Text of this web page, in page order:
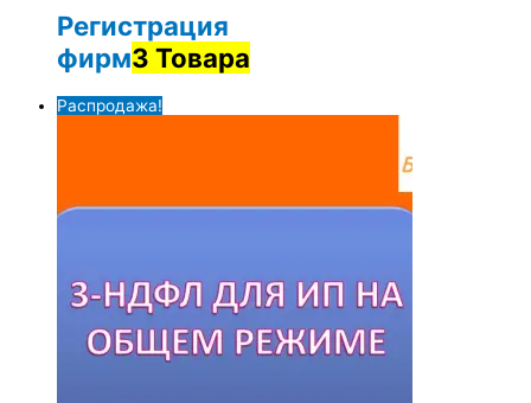
Регистрация
фирм3 Товара
Распродажа!